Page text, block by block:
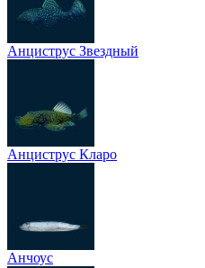
Анциструс Звездный
Анциструс Кларо
Анчоус